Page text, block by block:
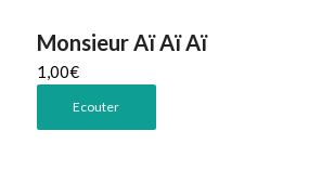
Monsieur Aï Aï Aï
1,00€
Ecouter